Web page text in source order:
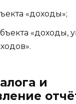
«доходы»;
«доходы,
и